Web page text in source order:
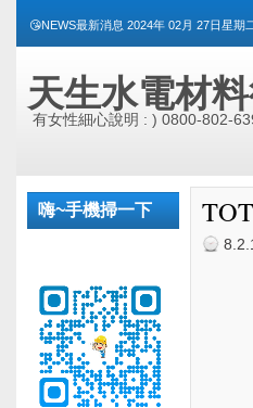
😘NEWS最新消息 2024年 02月 27日星期
天生水電材
有女性細心說明 : ) 0800-802-
嗨~手機掃一下